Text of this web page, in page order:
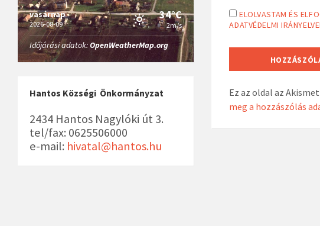
ELOLVASTAM ÉS
ADATVÉDELMI
Ez az oldal az
meg a hozzászólás
vasárnap
2026-08-09
34°C
2m/s
Időjárási adatok:OpenWeatherMap.org
Hantos Községi Önkormányzat
2434 Hantos Nagylóki út 3.
tel/fax: 0625506000
e-mail: hivatal@hantos.hu